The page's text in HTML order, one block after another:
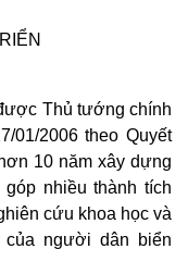
Thủ tướng chính
01/2006 theo Quyết
10 năm xây dựng
nhiều thành tích
cứu khoa học và
người dân biển